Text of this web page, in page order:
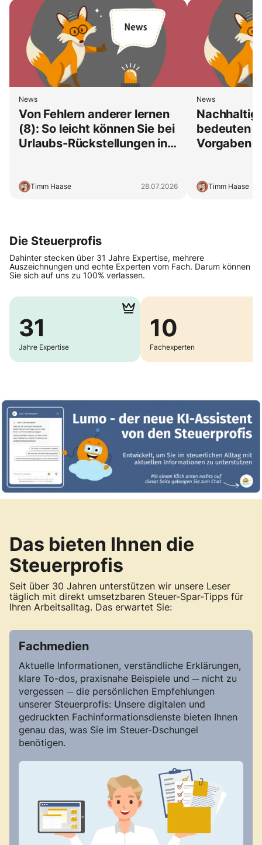
News
Von Fehlern anderer lernen
(8): So leicht können Sie bei
Urlaubs-Rückstellungen in
Timm Haase 28.07.2026
News
bedeuten
Vorgaben
Timm Haase
Die Steuerprofis
Dahinter stecken über 31 Jahre Expertise, mehrere
Auszeichnungen und echte Experten vom Fach. Darum können
Sie sich auf uns zu 100% verlassen.
31
Jahre Expertise
10
Fachexperten
Das bieten Ihnen die
Steuerprofis
Seit über 30 Jahren unterstützen wir unsere Leser
täglich mit direkt umsetzbaren Steuer-Spar-Tipps für
Ihren Arbeitsalltag. Das erwartet Sie:
Fachmedien
Aktuelle Informationen, verständliche Erklärungen,
klare To-dos, praxisnahe Beispiele und ─ nicht zu
vergessen ─ die persönlichen Empfehlungen
unserer Steuerprofis: Unsere digitalen und
gedruckten Fachinformationsdienste bieten Ihnen
genau das, was Sie im Steuer-Dschungel
benötigen.